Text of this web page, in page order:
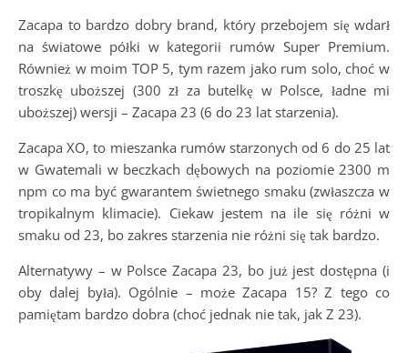
Zacapa to bardzo dobry brand, który przebojem się wdarł
na światowe półki w kategorii rumów Super Premium.
Również w moim TOP 5, tym razem jako rum solo, choć w
troszkę uboższej (300 zł za butelkę w Polsce, ładne mi
uboższej) wersji – Zacapa 23 (6 do 23 lat starzenia).
Zacapa XO, to mieszanka rumów starzonych od 6 do 25 lat
w Gwatemali w beczkach dębowych na poziomie 2300 m
npm co ma być gwarantem świetnego smaku (zwłaszcza w
tropikalnym klimacie). Ciekaw jestem na ile się różni w
smaku od 23, bo zakres starzenia nie różni się tak bardzo.
Alternatywy – w Polsce Zacapa 23, bo już jest dostępna (i
oby dalej była). Ogólnie – może Zacapa 15? Z tego co
pamiętam bardzo dobra (choć jednak nie tak, jak Z 23).